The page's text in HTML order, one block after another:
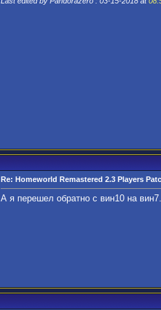
Re: Homeworld Remastered 2.3 Players
А я перешел обратно с вин10 на вин7.